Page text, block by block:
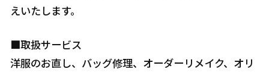
えいたします。
■取扱サービス
洋服のお直し、バッグ修理、オーダーリメイク、オリ